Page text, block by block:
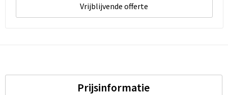
Vrijblijvende offerte
Prijsinformatie